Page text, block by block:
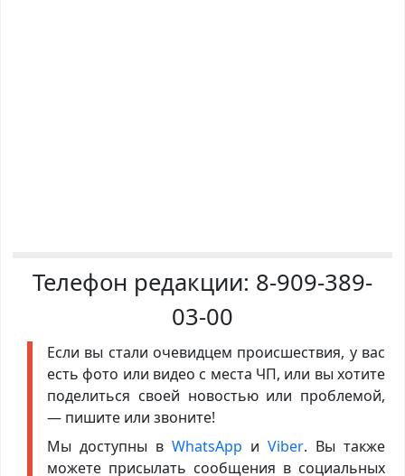
Телефон редакции: 8-909-389-
03-00
Если вы стали очевидцем происшествия, у вас
есть фото или видео с места ЧП, или вы хотите
поделиться своей новостью или проблемой,
— пишите или звоните!
Мы доступны в WhatsApp иViber. Вы также
можете присылать сообщения в социальных